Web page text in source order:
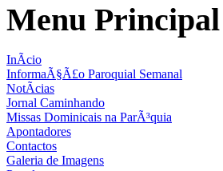
Menu Principal
InÃ­cio
InformaÃ§Ã£o Paroquial Semanal
NotÃ­cias
Jornal Caminhando
Missas Dominicais na ParÃ³quia
Apontadores
Contactos
Galeria de Imagens